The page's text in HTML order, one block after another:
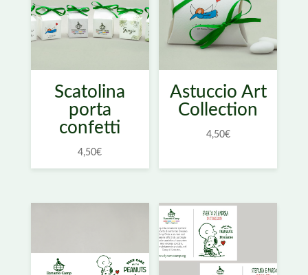
Scatolina
porta
confetti
4,50€
Astuccio Art
Collection
4,50€